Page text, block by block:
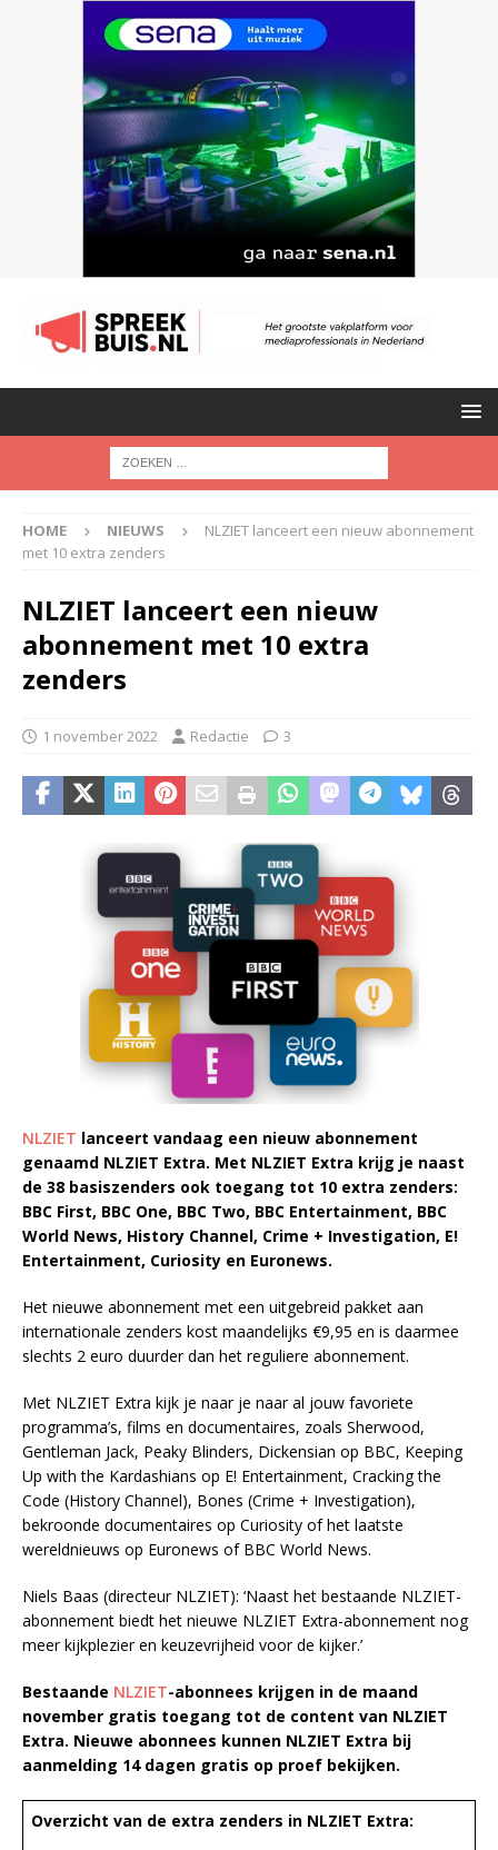
HOME NIEUWS
NLZIET lanceert een nieuw abonnement
met 10 extra zenders
NLZIET lanceert een nieuw
abonnement met 10 extra
zenders
1 november 2022 Redactie 3
NLZIET lanceert vandaag een nieuw abonnement
genaamd NLZIET Extra. Met NLZIET Extra krijg je naast
de 38 basiszenders ook toegang tot 10 extra zenders:
BBC First, BBC One, BBC Two, BBC Entertainment, BBC
World News, History Channel, Crime + Investigation, E!
Entertainment, Curiosity en Euronews.
Het nieuwe abonnement met een uitgebreid pakket aan
internationale zenders kost maandelijks €9,95 en is daarmee
slechts 2 euro duurder dan het reguliere abonnement.
Met NLZIET Extra kijk je naar je naar al jouw favoriete
programma’s, films en documentaires, zoals Sherwood,
Gentleman Jack, Peaky Blinders, Dickensian op BBC, Keeping
Up with the Kardashians op E! Entertainment, Cracking the
Code (History Channel), Bones (Crime + Investigation),
bekroonde documentaires op Curiosity of het laatste
wereldnieuws op Euronews of BBC World News.
Niels Baas (directeur NLZIET): ‘Naast het bestaande NLZIET-
abonnement biedt het nieuwe NLZIET Extra-abonnement nog
meer kijkplezier en keuzevrijheid voor de kijker.’
Bestaande NLZIET-abonnees krijgen in de maand
november gratis toegang tot de content van NLZIET
Extra. Nieuwe abonnees kunnen NLZIET Extra bij
aanmelding 14 dagen gratis op proef bekijken.
Overzicht van de extra zenders in NLZIET Extra: